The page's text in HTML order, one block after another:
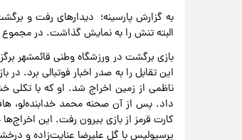
به گزارش پارسینه؛ دیدارهای رفت و
البته تنش را به نمایش گذاشت. در مجموع این دو بازی، ۵ بازیکن با کارت قرمز
بازی برگشت در ورزشگاه وطنی قائمشهر
ناظمی از زمین اخراج شد. او که با
داد. پس از آن صحنه محمد خدابنده‌لو،
کارت قرمز از بازی بیرون رفت. این
پرسپولیس با گل علیرضا عنایت‌زاده و